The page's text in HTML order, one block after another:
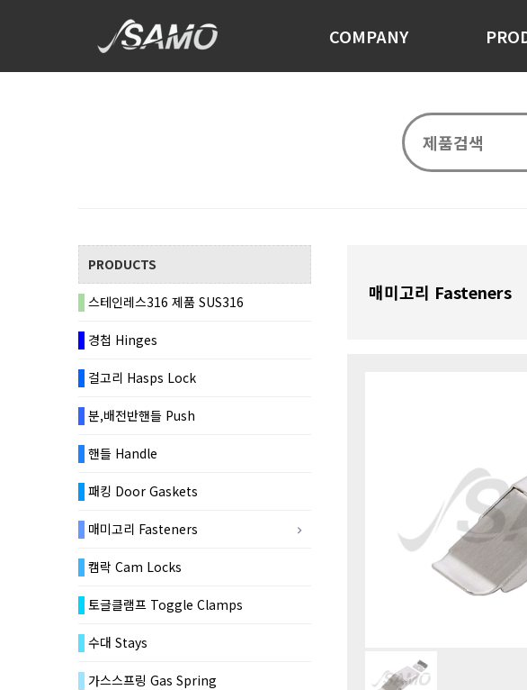
COMPANY
PRODUCTS
스테인레스316 제품 SUS316
경첩 Hinges
걸고리 Hasps Lock
분,배전반핸들 Push
핸들 Handle
패킹 Door Gaskets
매미고리 Fasteners
캠락 Cam Locks
토글클램프 Toggle Clamps
수대 Stays
가스스프링 Gas Spring
매미고리 Fasteners